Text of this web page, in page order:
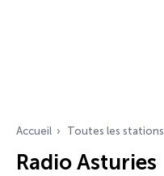
Accueil Toutes les stations
Radio Asturies